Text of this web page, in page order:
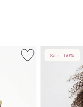
Sale -50%